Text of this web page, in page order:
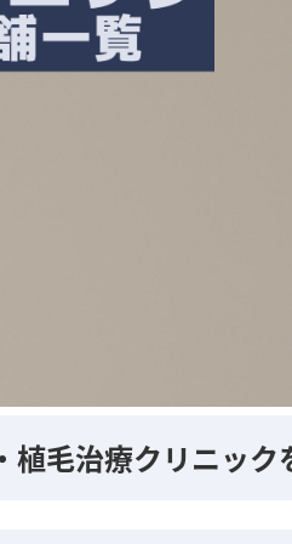
植毛治療クリニック